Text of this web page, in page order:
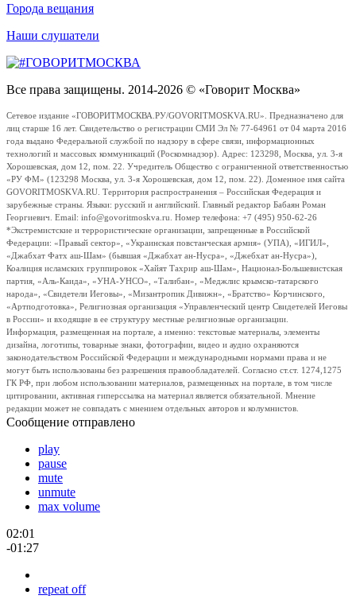
Города вещания
Наши слушатели
Все права защищены. 2014-2026 © «Говорит Москва»
Сетевое издание «ГОВОРИТМОСКВА.РУ/GOVORITMOSKVA.RU». Предназначено для
лиц старше 16 лет. Свидетельство о регистрации СМИ Эл № 77-64961 от 04 марта 2016
года выдано Федеральной службой по надзору в сфере связи, информационных
технологий и массовых коммуникаций (Роскомнадзор). Адрес: 123298, Москва, ул. 3-я
Хорошевская, дом 12, пом. 22. Учредитель Общество с ограниченной ответственностью
«РУ ФМ» (123298 Москва, ул. 3-я Хорошевская, дом 12, пом. 22). Доменное имя сайта
GOVORITMOSKVA.RU. Территория распространения – Российская Федерация и
зарубежные страны. Языки: русский и английский. Главный редактор Бабаян Роман
Георгиевич. Email: info@govoritmoskva.ru. Номер телефона: +7 (495) 950-62-26
*Экстремистские и террористические организации, запрещенные в Российской
Федерации: «Правый сектор», «Украинская повстанческая армия» (УПА), «ИГИЛ»,
«Джабхат Фатх аш-Шам» (бывшая «Джабхат ан-Нусра», «Джебхат ан-Нусра»),
Коалиция исламских группировок «Хайят Тахрир аш-Шам», Национал-Большевистская
партия, «Аль-Каида», «УНА-УНСО», «Талибан», «Меджлис крымско-татарского
народа», «Свидетели Иеговы», «Мизантропик Дивижн», «Братство» Корчинского,
«Артподготовка», Религиозная организация «Управленческий центр Свидетелей Иеговы
в России» и входящие в ее структуру местные религиозные организации.
Информация, размещенная на портале, а именно: текстовые материалы, элементы
дизайна, логотипы, товарные знаки, фотографии, видео и аудио охраняются
законодательством Российской Федерации и международными нормами права и не
могут быть использованы без разрешения правообладателей. Согласно ст.ст. 1274,1275
ГК РФ, при любом использовании материалов, размещенных на портале, в том числе
цитировании, активная гиперссылка на материал является обязательной. Мнение
редакции может не совпадать с мнением отдельных авторов и колумнистов.
Сообщение отправлено
play
pause
mute
unmute
max volume
02:01
-01:27
repeat off